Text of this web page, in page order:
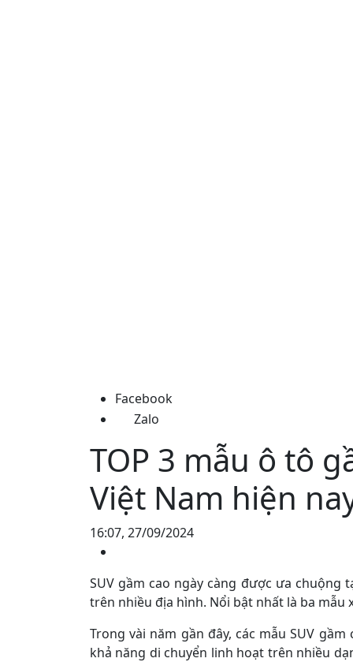
Facebook
Zalo
TOP 3 mẫu ô tô
Việt Nam hiện
16:07, 27/09/2024
SUV gầm cao ngày càng được ưa chuộng
trên nhiều địa hình. Nổi bật nhất là ba mẫu
Trong vài năm gần đây, các mẫu SUV
khả năng di chuyển linh hoạt trên nhiều